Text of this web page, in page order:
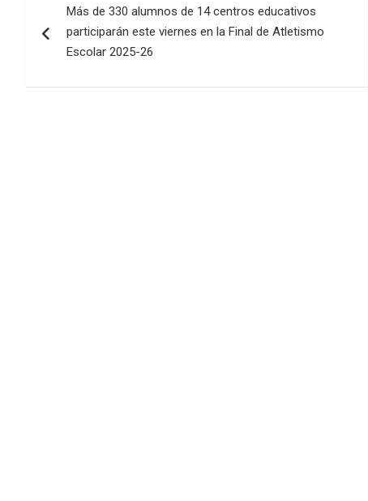
de
entradas
Más de 330 alumnos de 14 centros educativos
participarán este viernes en la Final de Atletismo
Escolar 2025-26